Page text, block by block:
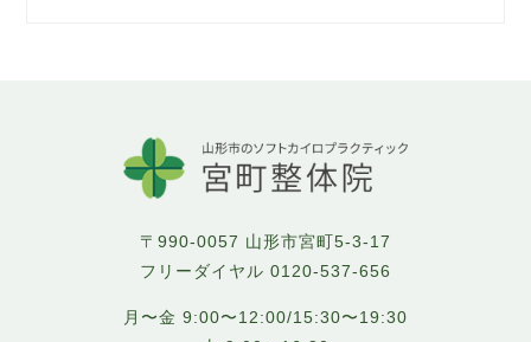
〒990-0057 山形市宮町5-3-17
フリーダイヤル 0120-537-656
月〜金 9:00〜12:00/15:30〜19:30